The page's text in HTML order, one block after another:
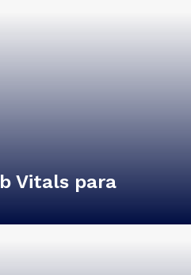
Vitals para